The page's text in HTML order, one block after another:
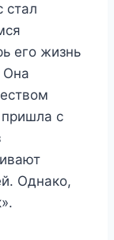
стал
его жизнь
Она
с
Однако,